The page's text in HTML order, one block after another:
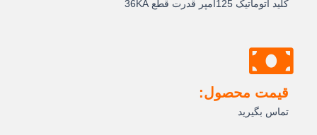
کلید اتوماتیک 125آمپر قدرت قطع 36KA
قیمت محصول:
تماس بگیرید